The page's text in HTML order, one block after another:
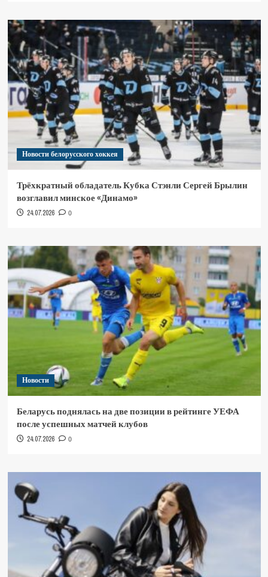
Новости белорусского хоккея
Трёхкратный обладатель Кубка Стэнли Сергей Брылин
возглавил минское «Динамо»
24.07.2026 0
Новости
Беларусь поднялась на две позиции в рейтинге УЕФА
после успешных матчей клубов
24.07.2026 0